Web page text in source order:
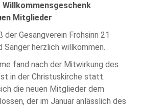
Willkommensgeschenk
Mitglieder
der Gesangverein Frohsinn 21
Sänger herzlich willkommen.
fand nach der Mitwirkung des
in der Christuskirche statt.
die neuen Mitglieder dem
der im Januar anlässlich des